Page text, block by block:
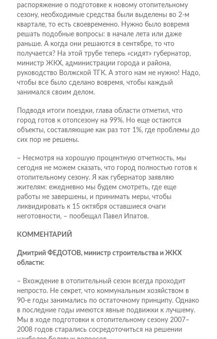
распоряжение о подготовке к новому отопительному
сезону, необходимые средства были выделены во 2-м
квартале, то есть своевременно. Нужно было вовремя
решать подобные вопросы: в начале лета или даже
раньше. А когда они решаются в сентябре, то что
получается? На этой трубе теперь «сидят» губернатор,
министр ЖКХ, администрации города и района,
руководство Волжской ТГК. А этого нам не нужно! Надо,
чтобы все было сделано вовремя, чтобы каждый
занимался своим делом.
Подводя итоги поездки, глава области отметил, что
город готов к отопсезону на 99%. Но еще остаются
объекты, составляющие как раз тот 1%, где проблемы до
сих пор не решены.
– Несмотря на хорошую процентную отчетность, мы
сегодня не можем сказать, что город полностью готов к
отопительному сезону. Я как губернатор заявляю
жителям: ежедневно мы будем смотреть, где еще
работы не завершены, и принимать меры, чтобы
ликвидировать к 15 октября оставшиеся очаги
неготовности, – пообещал Павел Ипатов.
КОММЕНТАРИЙ
Дмитрий ФЕДОТОВ, министр строительства и ЖКХ
области:
– Вхождение в отопительный сезон всегда проходит
непросто. Не секрет, что коммунальным хозяйством в
90-е годы занимались по остаточному принципу. Однако
в последние годы имеются явные подвижки к лучшему.
Мы в ходе подготовки к отопительному сезону 2007–
2008 годов старались сосредоточиться на решении